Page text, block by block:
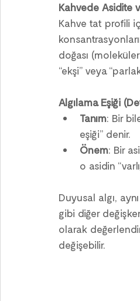
Kahvede Asidite
Kahve tat profili
doğası
“ekşi” veya
Algılama Eşiği
Tanım: Bir
eşiği” denir.
Önem: Bir
o asidin
Duyusal algı,
gibi diğer
olarak
değişebilir.